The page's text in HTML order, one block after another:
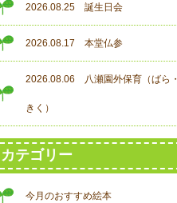
2026.08.25 誕生日会
2026.08.17 本堂仏参
2026.08.06 八瀬園外保育（ばら・
きく）
カテゴリー
今月のおすすめ絵本